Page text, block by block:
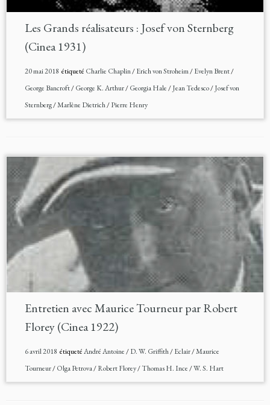
Les Grands réalisateurs : Josef von Sternberg
(Cinea 1931)
20 mai 2018 étiqueté Charlie Chaplin/Erich von Stroheim/Evelyn Brent/
George Bancroft/George K. Arthur/Georgia Hale/Jean Tedesco/Josef von
Sternberg/Marlène Dietrich/Pierre Henry
Entretien avec Maurice Tourneur par Robert
Florey (Cinea 1922)
6 avril 2018 étiquetéAndré Antoine/D. W. Griffith/Eclair/Maurice
Tourneur/Olga Petrova/Robert Florey/Thomas H. Ince/W. S. Hart